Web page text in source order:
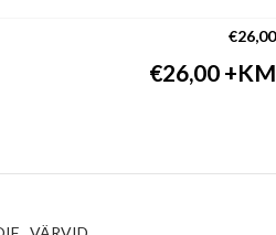
€26,00
€26,00